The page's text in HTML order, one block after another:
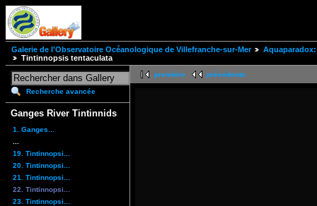
Galerie de l'Observatoire Océanologique de Villefranche-sur-Mer
Tintinnopsis tentaculata
Recherche avancée
Ganges River Tintinnids
1. Ganges...
19. Tintinnopsi...
20. Tintinnopsi...
21. Tintinnopsi...
22. Tintinnopsi...
23. Tintinnopsi...
première précédente